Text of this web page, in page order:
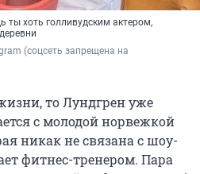
ты хоть голливудским актером,
(соцсеть запрещена на
то Лундгрен уже
с молодой норвежкой
никак не связана с шоу-
фитнес-тренером. Пара